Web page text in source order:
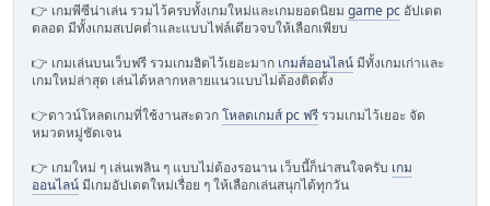
👉 เกมพีซีน่าเล่น รวมไว้ครบทั้งเกมใหม่และเกมยอดนิยม game pc อัปเดต
ตลอด มีทั้งเกมสเปคต่ำและแบบไฟล์เดียวจบให้เลือกเพียบ
👉 เกมเล่นบนเว็บฟรี รวมเกมฮิตไว้เยอะมาก เกมส์ออนไลน์มีทั้งเกมเก่าและ
เกมใหม่ล่าสุด เล่นได้หลากหลายแนวแบบไม่ต้องติดตั้ง
👉ดาวน์โหลดเกมที่ใช้งานสะดวกโหลดเกมส์ pc ฟรี รวมเกมไว้เยอะ จัด
หมวดหมู่ชัดเจน
👉 เกมใหม่ ๆ เล่นเพลิน ๆ แบบไม่ต้องรอนาน เว็บนี้ก็น่าสนใจครับ เกม
ออนไลน์มีเกมอัปเดตใหม่เรื่อย ๆ ให้เลือกเล่นสนุกได้ทุกวัน